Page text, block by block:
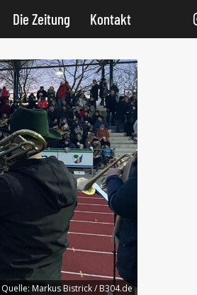
Die Zeitung Kontakt
Quelle: Markus Bistrick / B304.de